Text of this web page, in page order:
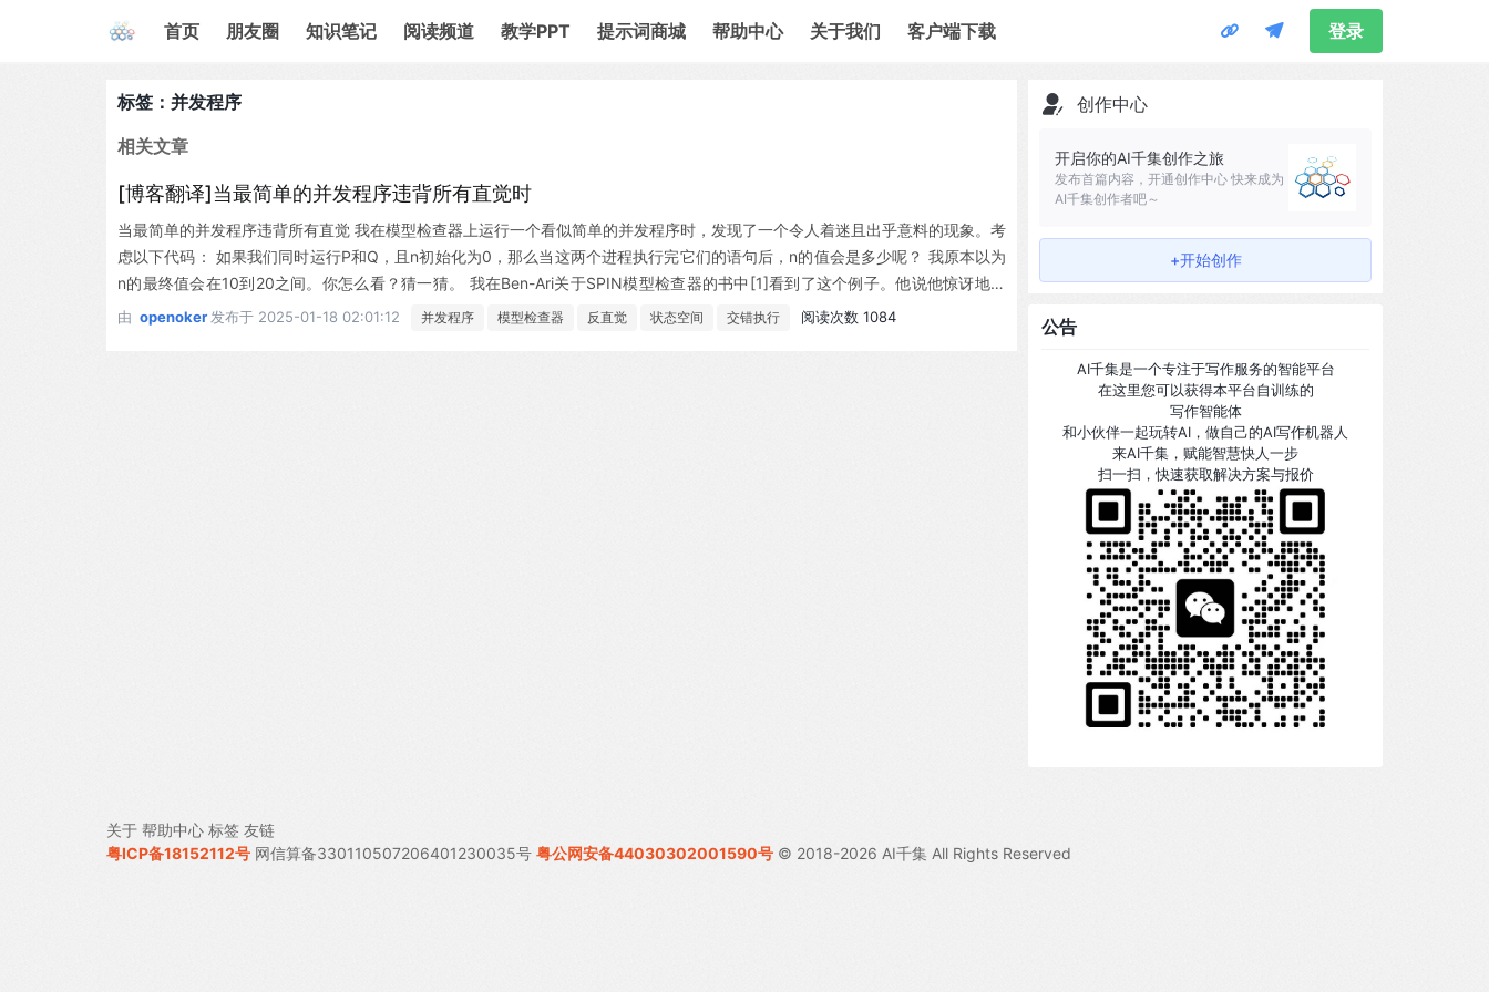
首页 朋友圈 知识笔记 阅读频道 教学PPT 提示词商城 帮助中心 关于我们 客户端下载 登录
标签：并发程序
相关文章
[博客翻译]当最简单的并发程序违背所有直觉时
当最简单的并发程序违背所有直觉 我在模型检查器上运行一个看似简单的并发程序时，发现了一个令人着迷且出乎意料的现象。考
虑以下代码： 如果我们同时运行P和Q，且n初始化为0，那么当这两个进程执行完它们的语句后，n的值会是多少呢？ 我原本以为
n的最终值会在10到20之间。你怎么看？猜一猜。 我在Ben-Ari关于SPIN模型检查器的书中[1]看到了这个例子。他说他惊讶地发
现，n的最终值可能低至2。我也感到震惊——这个结果完全违背了我的直觉...
由 openoker 发布于 2025-01-18 02:01:12 并发程序 模型检查器 反直觉 状态空间 交错执行 阅读次数 1084
创作中心
开启你的AI千集创作之旅
发布首篇内容，开通创作中心 快来成为
AI千集创作者吧～
+开始创作
公告
AI千集是一个专注于写作服务的智能平台
在这里您可以获得本平台自训练的
写作智能体
和小伙伴一起玩转AI，做自己的AI写作机器人
来AI千集，赋能智慧快人一步
扫一扫，快速获取解决方案与报价
关于 帮助中心 标签 友链
粤ICP备18152112号 网信算备330110507206401230035号 粤公网安备44030302001590号 © 2018-2026 AI千集 All Rights Reserved